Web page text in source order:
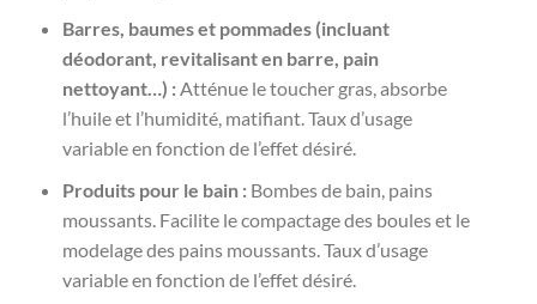
Barres, baumes et pommades (incluant
déodorant, revitalisant en barre, pain
nettoyant…) :Atténue le toucher gras, absorbe
l’huile et l’humidité, matifiant. Taux d’usage
variable en fonction de l’effet désiré.
Produits pour le bain : Bombes de bain, pains
moussants. Facilite le compactage des boules et le
modelage des pains moussants. Taux d’usage
variable en fonction de l’effet désiré.